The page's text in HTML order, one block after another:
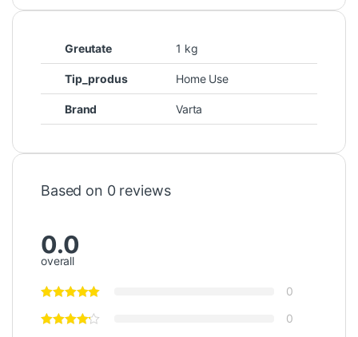
Greutate 1 kg
Tip_produs Home Use
Brand Varta
Based on 0 reviews
0.0
overall
0
0